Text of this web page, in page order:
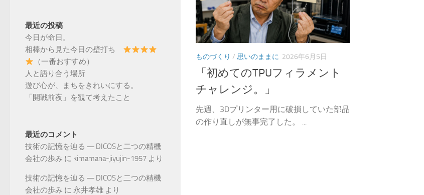
ものづくり / 思いのままに 2026年6月5日
「初めてのTPUフィラメント
チャレンジ。」
先週、3Dプリンター用に破損していた部品
の作り直しが無事完了した。 ...
最近の投稿
今日が命日。
相棒から見た今日の壁打ち
（一番おすすめ）
人と語り合う場所
遊び心が、まちをきれいにする。
「開戦前夜」を観て考えたこと
最近のコメント
技術の記憶を辿る ― DICOSと二つの精機
会社の歩み に kimamana-jiyujin-1957 より
技術の記憶を辿る ― DICOSと二つの精機
会社の歩み に 永井孝雄 より